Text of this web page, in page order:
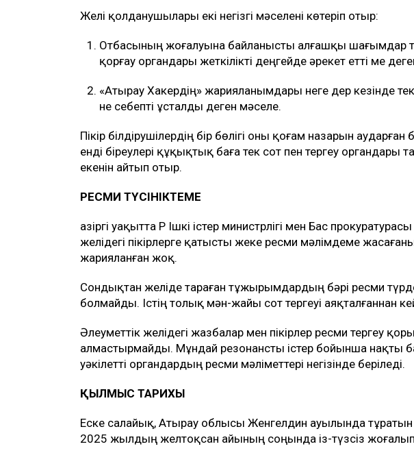
Желі қолданушылары екі негізгі мәселені көтеріп отыр:
Отбасының жоғалуына байланысты алғашқы шағымдар
қорғау органдары жеткілікті деңгейде әрекет етті ме
«Атырау Хакердің» жарияланымдары неге дер кезінде
не себепті ұсталды деген мәселе.
Пікір білдірушілердің бір бөлігі оны қоғам назарын аударған
енді біреулері құқықтық баға тек сот пен тергеу органдары
екенін айтып отыр.
РЕСМИ ТҮСІНІКТЕМЕ
Қазіргі уақытта ҚР Ішкі істер министрлігі мен Бас
желідегі пікірлерге қатысты жеке ресми мәлімдеме
жарияланған жоқ.
Сондықтан желіде тараған тұжырымдардың бәрі ресми
болмайды. Істің толық мән-жайы сот тергеуі аяқталғаннан
Әлеуметтік желідегі жазбалар мен пікірлер ресми тергеу
алмастырмайды. Мұндай резонансты істер бойынша нақты
уәкілетті органдардың ресми мәліметтері негізінде беріледі.
ҚЫЛМЫС ТАРИХЫ
Еске салайық, Атырау облысы Женгелдин ауылында тұратын
2025 жылдың желтоқсан айының соңында із-түзсіз жоғалып